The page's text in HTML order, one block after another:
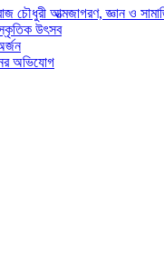
চৌধুরী আত্মজাগরণ, জ্ঞান ও
উৎসব
অভিযোগ